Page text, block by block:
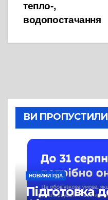
тепло-,
водопостачання
ВИ ПРОПУСТИЛИ
НОВИНИ РДА
Підготовка